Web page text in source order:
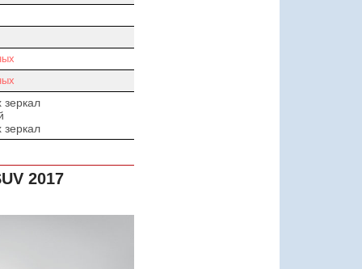
зеркал
зеркал
2017